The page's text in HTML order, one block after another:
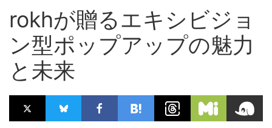
rokhが贈るエキシビジョ
ン型ポップアップの魅力
と未来